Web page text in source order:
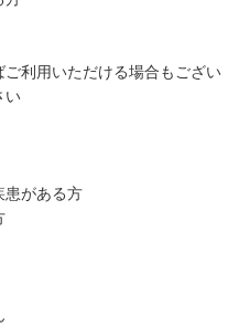
利用いただける場合もござい
い
患がある方